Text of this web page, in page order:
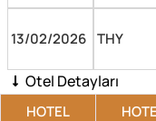
13/02/2026 THY
Otel Detayları
HOTEL